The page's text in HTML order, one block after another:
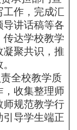
工作，完成汇
导讲话稿等各
传达学校教学
凝聚共识，推
全校教学质
，收集整理师
师规范教学行
引导学生端正